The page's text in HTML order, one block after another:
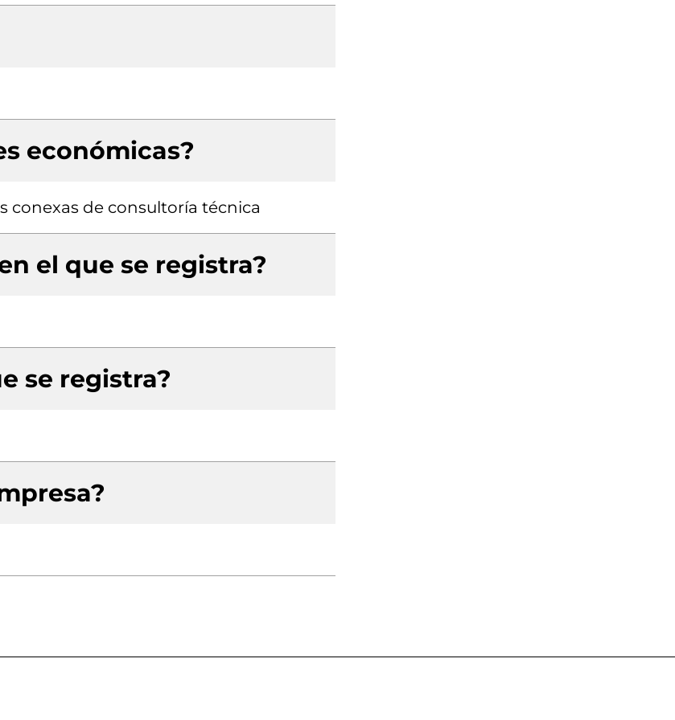
económicas?
conexas de consultoría técnica
el que se registra?
se registra?